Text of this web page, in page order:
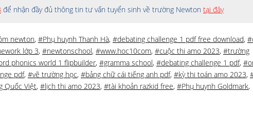
để nhận đầy đủ thông tin tư vấn tuyển sinh về trường Newton tại đây
newton, #Phụ huynh Thanh Hà, #debating challenge 1 pdf free download,
lớp 3, #newtonschool, #www.hoc10com, #cuộc thi amo 2023, #trường
phonics world 1 flipbuilder, #gramma school, #debating challenge 1 pdf,
pdf, #vẽ trường học, #bảng chữ cái tiếng anh pdf, #kỳ thi toán amo 2023,
Quốc Việt, #lịch thi amo 2023, #tài khoản razkid free, #Phụ huynh Goldmark,